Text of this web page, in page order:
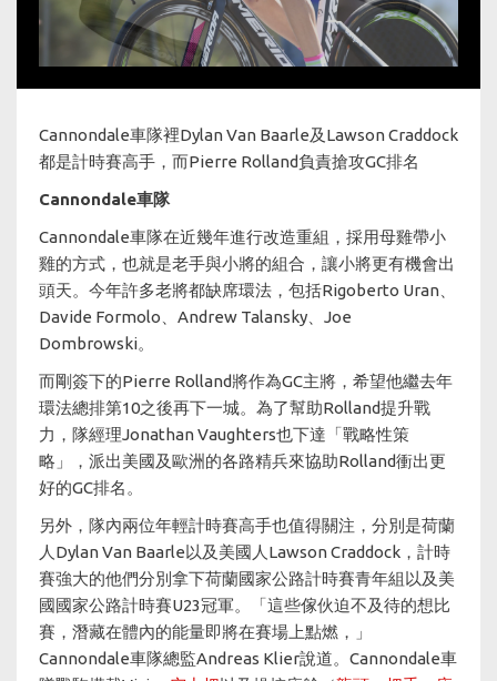
Cannondale車隊裡Dylan Van Baarle及Lawson Craddock
都是計時賽高手，而Pierre Rolland負責搶攻GC排名
Cannondale車隊
Cannondale車隊在近幾年進行改造重組，採用母雞帶小
雞的方式，也就是老手與小將的組合，讓小將更有機會出
頭天。今年許多老將都缺席環法，包括Rigoberto Uran、
Davide Formolo、Andrew Talansky、Joe
Dombrowski。
而剛簽下的Pierre Rolland將作為GC主將，希望他繼去年
環法總排第10之後再下一城。為了幫助Rolland提升戰
力，隊經理Jonathan Vaughters也下達「戰略性策
略」，派出美國及歐洲的各路精兵來協助Rolland衝出更
好的GC排名。
另外，隊內兩位年輕計時賽高手也值得關注，分別是荷蘭
人Dylan Van Baarle以及美國人Lawson Craddock，計時
賽強大的他們分別拿下荷蘭國家公路計時賽青年組以及美
國國家公路計時賽U23冠軍。「這些傢伙迫不及待的想比
賽，潛藏在體內的能量即將在賽場上點燃，」
Cannondale車隊總監Andreas Klier說道。Cannondale車